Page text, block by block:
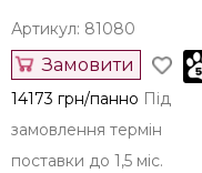
Артикул: 81080
Замовити
14173 грн/панно Під
замовлення термін
поставки до 1,5 міс.